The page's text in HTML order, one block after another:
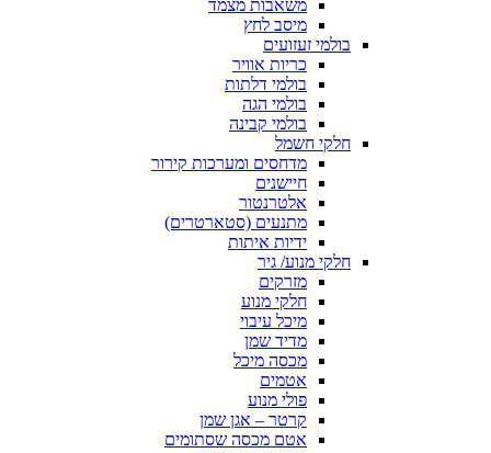
משאבות מצמד
מיסב לחץ
בולמי זעזועים
כריות אוויר
בולמי דלתות
בולמי הגה
בולמי קבינה
חלקי חשמל
מדחסים ומערכות קירור
חיישנים
אלטרנטור
מתנעים (סטארטרים)
ידיות איתות
חלקי מנוע/ גיר
מזרקים
חלקי מנוע
מיכל עיבוי
מדיד שמן
מכסה מיכל
אטמים
פולי מנוע
קרטר – אגן שמן
אטם מכסה שסתומים